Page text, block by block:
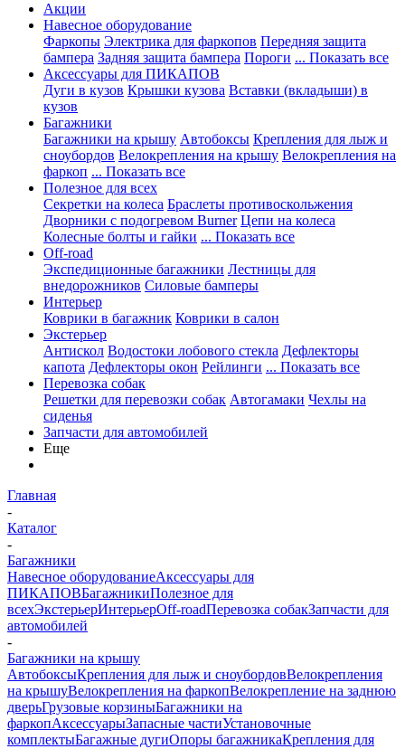
Акции
Навесное оборудование
Фаркопы Электрика для фаркопов Передняя защита
бампера Задняя защита бампера Пороги ... Показать все
Аксессуары для ПИКАПОВ
Дуги в кузов Крышки кузова Вставки (вкладыши) в
кузов
Багажники
Багажники на крышу Автобоксы Крепления для лыж и
сноубордов Велокрепления на крышу Велокрепления на
фаркоп ... Показать все
Полезное для всех
Секретки на колеса Браслеты противоскольжения
Дворники с подогревом Burner Цепи на колеса
Колесные болты и гайки ... Показать все
Off-road
Экспедиционные багажники Лестницы для
внедорожников Силовые бамперы
Интерьер
Коврики в багажник Коврики в салон
Экстерьер
Антискол Водостоки лобового стекла Дефлекторы
капота Дефлекторы окон Рейлинги ... Показать все
Перевозка собак
Решетки для перевозки собак Автогамаки Чехлы на
сиденья
Запчасти для автомобилей
Еще
Главная
-
Каталог
-
Багажники
Навесное оборудованиеАксессуары для
ПИКАПОВБагажникиПолезное для
всехЭкстерьерИнтерьерOff-roadПеревозка собакЗапчасти для
автомобилей
-
Багажники на крышу
АвтобоксыКрепления для лыж и сноубордовВелокрепления
на крышуВелокрепления на фаркопВелокрепление на заднюю
дверьГрузовые корзиныБагажники на
фаркопАксессуарыЗапасные частиУстановочные
комплектыБагажные дугиОпоры багажникаКрепления для